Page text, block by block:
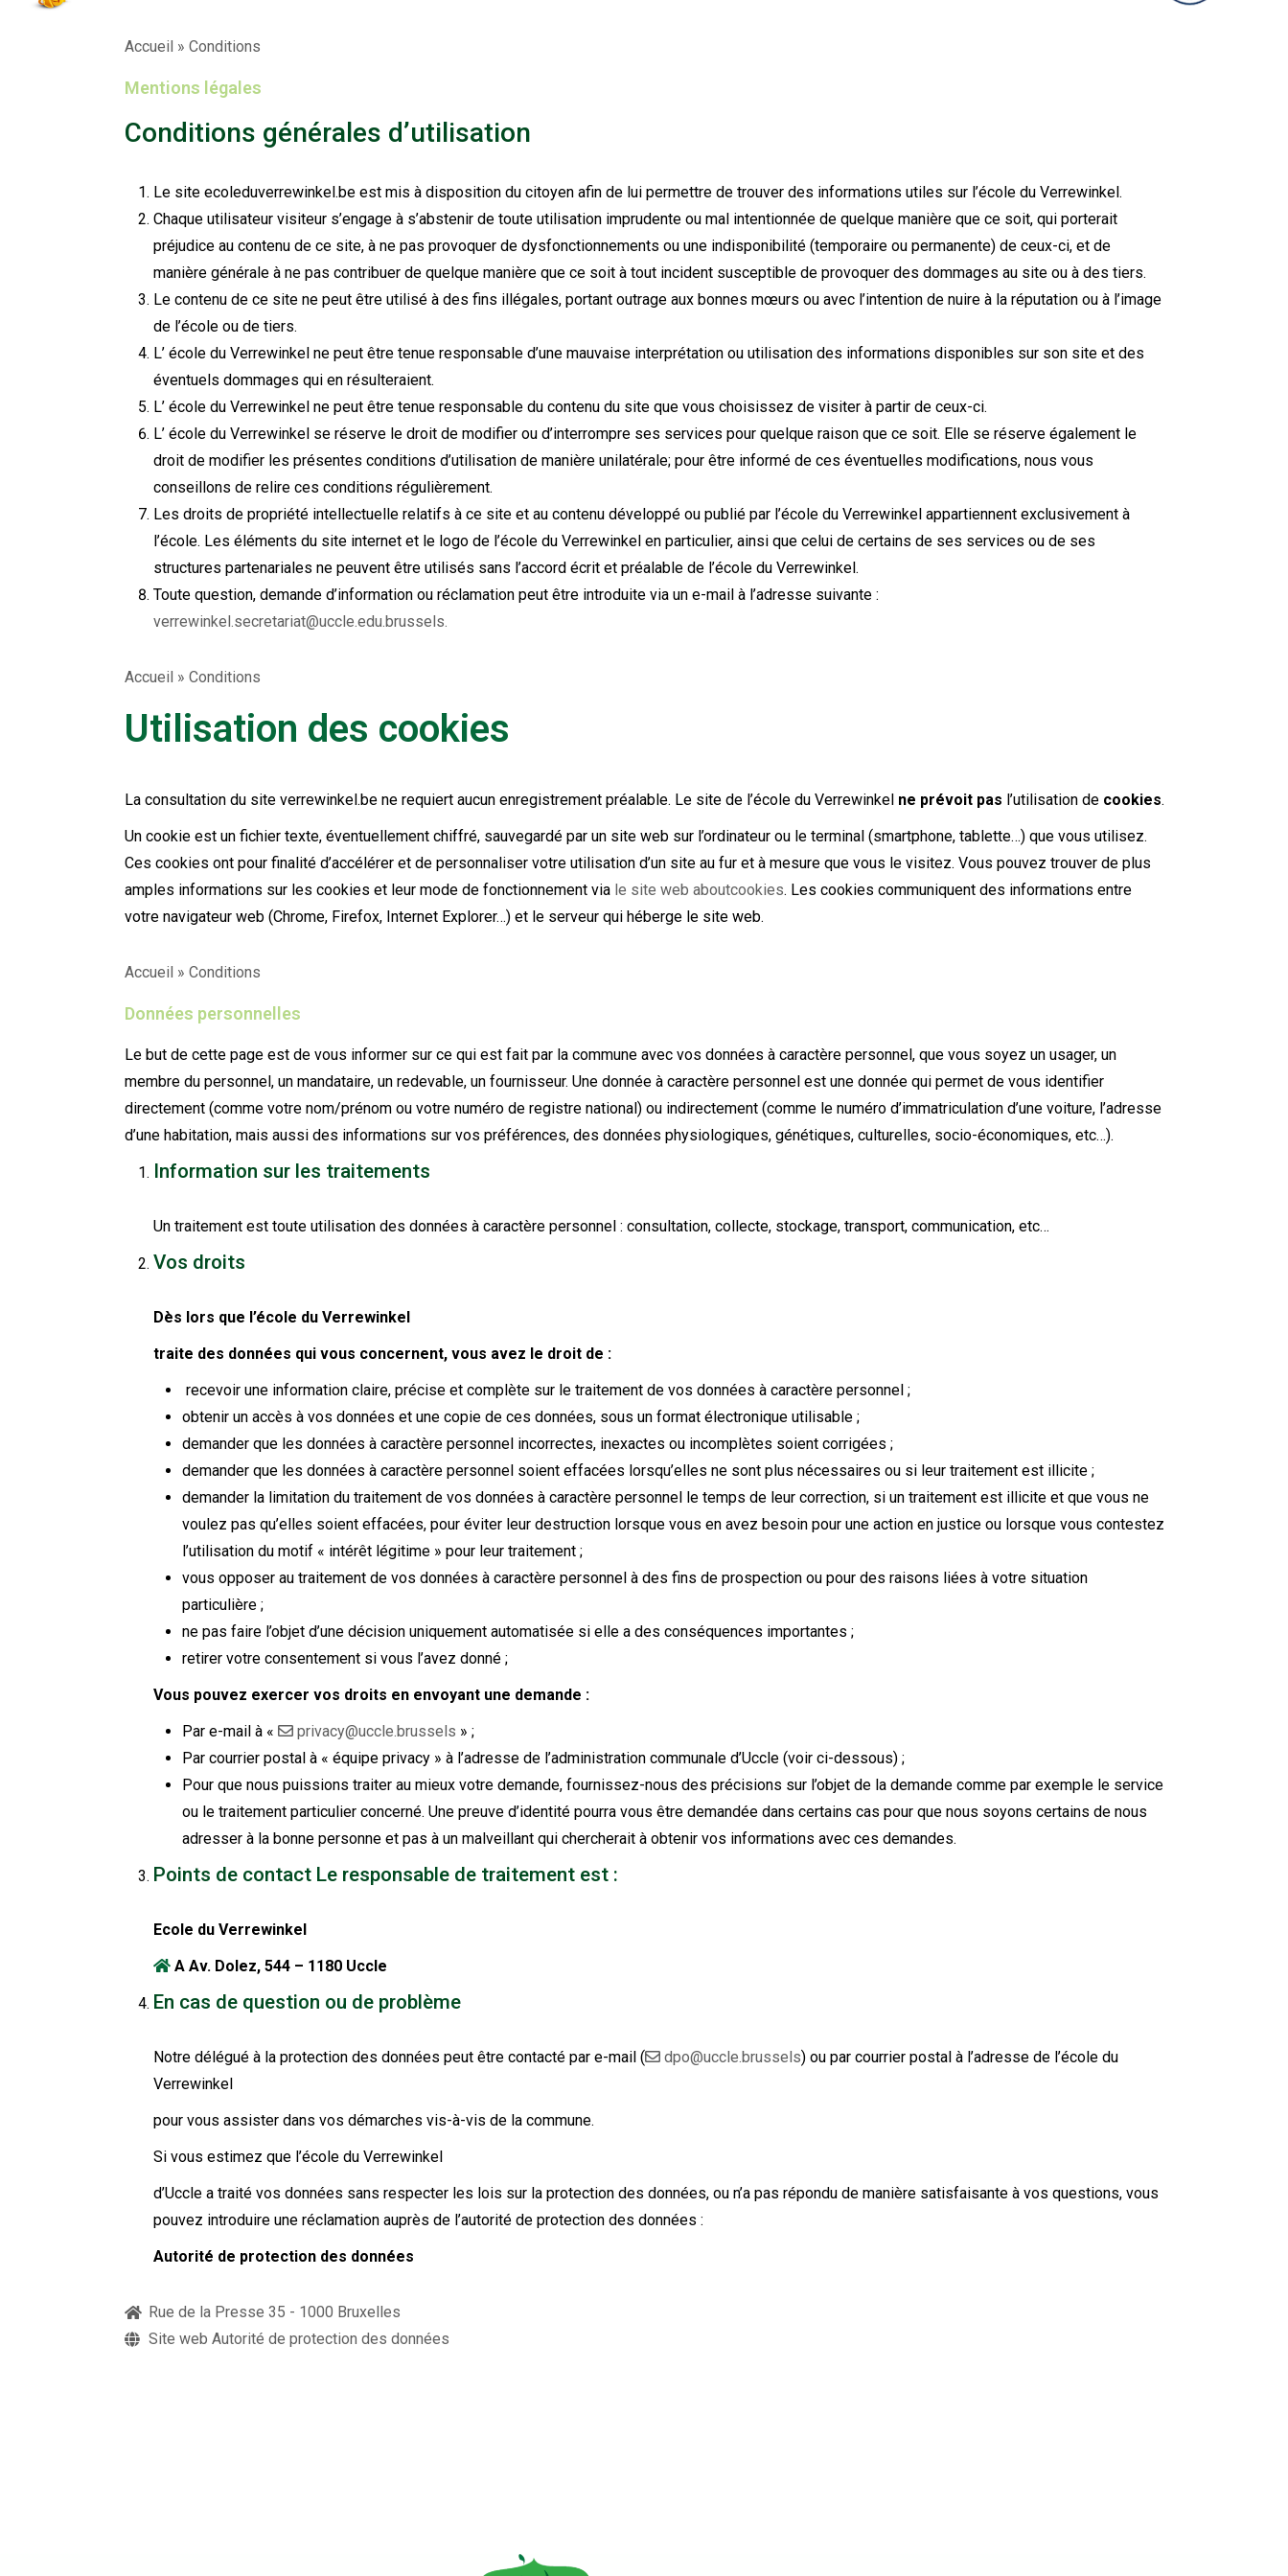
Accueil » Conditions
Mentions légales
Conditions générales d’utilisation
Le site ecoleduverrewinkel.be est mis à disposition du citoyen afin de lui permettre de trouver des informations utiles sur l’école du Verrewinkel.
Chaque utilisateur visiteur s’engage à s’abstenir de toute utilisation imprudente ou mal intentionnée de quelque manière que ce soit, qui porterait
préjudice au contenu de ce site, à ne pas provoquer de dysfonctionnements ou une indisponibilité (temporaire ou permanente) de ceux-ci, et de
manière générale à ne pas contribuer de quelque manière que ce soit à tout incident susceptible de provoquer des dommages au site ou à des tiers.
Le contenu de ce site ne peut être utilisé à des fins illégales, portant outrage aux bonnes mœurs ou avec l’intention de nuire à la réputation ou à l’image
de l’école ou de tiers.
L’ école du Verrewinkel ne peut être tenue responsable d’une mauvaise interprétation ou utilisation des informations disponibles sur son site et des
éventuels dommages qui en résulteraient.
L’ école du Verrewinkel ne peut être tenue responsable du contenu du site que vous choisissez de visiter à partir de ceux-ci.
L’ école du Verrewinkel se réserve le droit de modifier ou d’interrompre ses services pour quelque raison que ce soit. Elle se réserve également le
droit de modifier les présentes conditions d’utilisation de manière unilatérale; pour être informé de ces éventuelles modifications, nous vous
conseillons de relire ces conditions régulièrement.
Les droits de propriété intellectuelle relatifs à ce site et au contenu développé ou publié par l’école du Verrewinkel appartiennent exclusivement à
l’école. Les éléments du site internet et le logo de l’école du Verrewinkel en particulier, ainsi que celui de certains de ses services ou de ses
structures partenariales ne peuvent être utilisés sans l’accord écrit et préalable de l’école du Verrewinkel.
Toute question, demande d’information ou réclamation peut être introduite via un e-mail à l’adresse suivante :
verrewinkel.secretariat@uccle.edu.brussels.
Accueil » Conditions
Utilisation des cookies
La consultation du site verrewinkel.be ne requiert aucun enregistrement préalable. Le site de l’école du Verrewinkel ne prévoit pas l’utilisation de cookies.
Un cookie est un fichier texte, éventuellement chiffré, sauvegardé par un site web sur l’ordinateur ou le terminal (smartphone, tablette…) que vous utilisez.
Ces cookies ont pour finalité d’accélérer et de personnaliser votre utilisation d’un site au fur et à mesure que vous le visitez. Vous pouvez trouver de plus
amples informations sur les cookies et leur mode de fonctionnement viale site web aboutcookies. Les cookies communiquent des informations entre
votre navigateur web (Chrome, Firefox, Internet Explorer…) et le serveur qui héberge le site web.
Accueil » Conditions
Données personnelles
Le but de cette page est de vous informer sur ce qui est fait par la commune avec vos données à caractère personnel, que vous soyez un usager, un
membre du personnel, un mandataire, un redevable, un fournisseur. Une donnée à caractère personnel est une donnée qui permet de vous identifier
directement (comme votre nom/prénom ou votre numéro de registre national) ou indirectement (comme le numéro d’immatriculation d’une voiture, l’adresse
d’une habitation, mais aussi des informations sur vos préférences, des données physiologiques, génétiques, culturelles, socio-économiques, etc…).
Information sur les traitements
Un traitement est toute utilisation des données à caractère personnel : consultation, collecte, stockage, transport, communication, etc…
Vos droits
Dès lors que l’école du Verrewinkel
traite des données qui vous concernent, vous avez le droit de :
recevoir une information claire, précise et complète sur le traitement de vos données à caractère personnel ;
obtenir un accès à vos données et une copie de ces données, sous un format électronique utilisable ;
demander que les données à caractère personnel incorrectes, inexactes ou incomplètes soient corrigées ;
demander que les données à caractère personnel soient effacées lorsqu’elles ne sont plus nécessaires ou si leur traitement est illicite ;
demander la limitation du traitement de vos données à caractère personnel le temps de leur correction, si un traitement est illicite et que vous ne
voulez pas qu’elles soient effacées, pour éviter leur destruction lorsque vous en avez besoin pour une action en justice ou lorsque vous contestez
l’utilisation du motif « intérêt légitime » pour leur traitement ;
vous opposer au traitement de vos données à caractère personnel à des fins de prospection ou pour des raisons liées à votre situation
particulière ;
ne pas faire l’objet d’une décision uniquement automatisée si elle a des conséquences importantes ;
retirer votre consentement si vous l’avez donné ;
Vous pouvez exercer vos droits en envoyant une demande :
Par e-mail à «
privacy@uccle.brussels » ;
Par courrier postal à « équipe privacy » à l’adresse de l’administration communale d’Uccle (voir ci-dessous) ;
Pour que nous puissions traiter au mieux votre demande, fournissez-nous des précisions sur l’objet de la demande comme par exemple le service
ou le traitement particulier concerné. Une preuve d’identité pourra vous être demandée dans certains cas pour que nous soyons certains de nous
adresser à la bonne personne et pas à un malveillant qui chercherait à obtenir vos informations avec ces demandes.
Points de contact Le responsable de traitement est :
Ecole du Verrewinkel
A Av. Dolez, 544 – 1180 Uccle
En cas de question ou de problème
Notre délégué à la protection des données peut être contacté par e-mail ( dpo@uccle.brussels) ou par courrier postal à l’adresse de l’école du
Verrewinkel
pour vous assister dans vos démarches vis-à-vis de la commune.
Si vous estimez que l’école du Verrewinkel
d’Uccle a traité vos données sans respecter les lois sur la protection des données, ou n’a pas répondu de manière satisfaisante à vos questions, vous
pouvez introduire une réclamation auprès de l’autorité de protection des données :
Autorité de protection des données
Rue de la Presse 35 - 1000 Bruxelles
Site web Autorité de protection des données